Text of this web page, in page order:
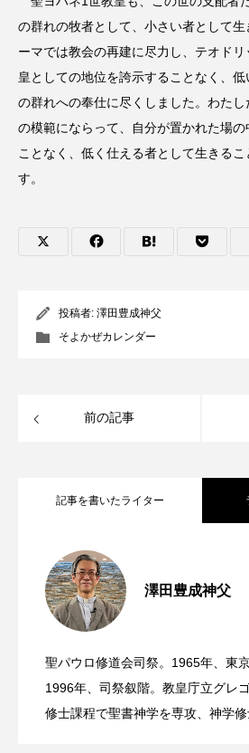
の群れの牧者として、小さい者として
ーマでは教会の再建に尽力し、テオド
皇としての地位を誇示することなく、
の群れへの奉仕に尽くしました。わた
の模範にならって、自分が置かれた場
ことなく、低く仕える者として生きる
す。
投稿者: 澤田豊成神父
そよかぜカレンダー
前の記事
記事を書いたライター
澤田豊成神父
聖パウロ修道会司祭。1965年、東
1996年、司祭叙階。教皇庁立グレ
修士課程で聖書神学を専攻、神学修
2026.08.06
2026.08.05
日）
2026.08.04 ご存知ですか？ 8月